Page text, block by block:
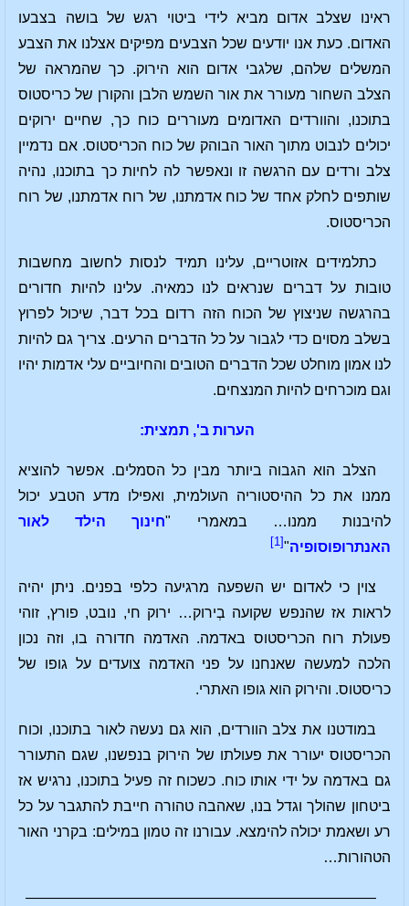
ראינו שצלב אדום מביא לידי ביטוי רגש של בושה בצבעו
האדום. כעת אנו יודעים שכל הצבעים מפיקים אצלנו את הצבע
המשלים שלהם, שלגבי אדום הוא הירוק. כך שהמראה של
הצלב השחור מעורר את אור השמש הלבן והקורן של כריסטוס
בתוכנו, והוורדים האדומים מעוררים כוח כך, שחיים ירוקים
יכולים לנבוט מתוך האור הבוהק של כוח הכריסטוס. אם נדמיין
צלב ורדים עם הרגשה זו ונאפשר לה לחיות כך בתוכנו, נהיה
שותפים לחלק אחד של כוח אדמתנו, של רוח אדמתנו, של רוח
הכריסטוס.
כתלמידים אזוטריים, עלינו תמיד לנסות לחשוב מחשבות
טובות על דברים שנראים לנו כמאיה. עלינו להיות חדורים
בהרגשה שניצוץ של הכוח הזה רדום בכל דבר, שיכול לפרוץ
בשלב מסוים כדי לגבור על כל הדברים הרעים. צריך גם להיות
לנו אמון מוחלט שכל הדברים הטובים והחיוביים עלי אדמות יהיו
וגם מוכרחים להיות המנצחים.
הערות ב', תמצית:
הצלב הוא הגבוה ביותר מבין כל הסמלים. אפשר להוציא
ממנו את כל ההיסטוריה העולמית, ואפילו מדע הטבע יכול
להיבנות ממנו… במאמרי "חינוך הילד לאור
האנתרופוסופיה"
[1]
צוין כי לאדום יש השפעה מרגיעה כלפי בפנים. ניתן יהיה
לראות אז שהנפש שקועה בְירוק… ירוק חי, נובט, פורץ, זוהי
פעולת רוח הכריסטוס באדמה. האדמה חדורה בו, וזה נכון
הלכה למעשה שאנחנו על פני האדמה צועדים על גופו של
כריסטוס. והירוק הוא גופו האתרי.
במודטנו את צלב הוורדים, הוא גם נעשה לאור בתוכנו, וכוח
הכריסטוס יעורר את פעולתו של הירוק בנפשנו, שגם התעורר
גם באדמה על ידי אותו כוח. כשכוח זה פעיל בתוכנו, נרגיש אז
ביטחון שהולך וגדל בנו, שאהבה טהורה חייבת להתגבר על כל
רע ושאמת יכולה להימצא. עבורנו זה טמון במילים: בקרני האור
הטהורות…
————————————————————————